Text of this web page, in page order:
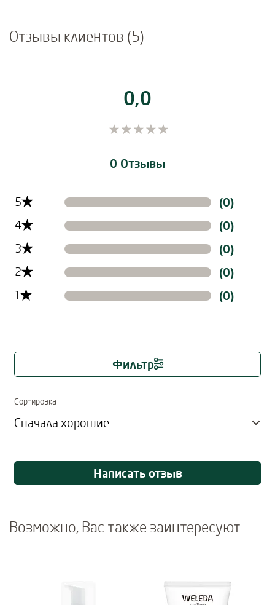
Отзывы клиентов (5)
0,0
0 Отзывы
Filtern der Reviews nach Ratinglevel
5 (0)
4 (0)
3 (0)
2 (0)
1 (0)
Фильтр
Сортировка
Написать отзыв
Возможно, Вас также заинтересуют